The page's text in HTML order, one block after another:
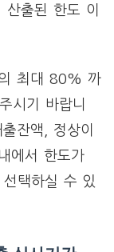
출된 한도 이
최대 80% 까
시기 바랍니
잔액, 정상이
에서 한도가
택하실 수 있